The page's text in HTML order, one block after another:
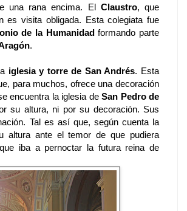
una rana encima. El Claustro, que
es visita obligada. Esta colegiata fue
de la Humanidadformando parte
.
iglesia y torre de San Andrés. Esta
para muchos, ofrece una decoración
encuentra la iglesia deSan Pedro de
su altura, ni por su decoración. Sus
Tal es así que, según cuenta la
altura ante el temor de que pudiera
iba a pernoctar la futura reina de